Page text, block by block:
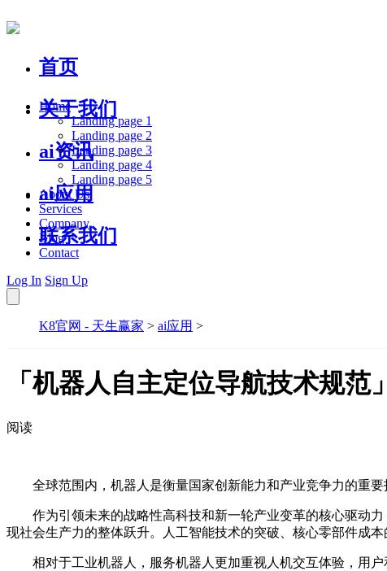
首页
关于我们
ai资讯
ai应用
联系我们
Home
Landing page 1
Landing page 2
Landing page 3
Landing page 4
Landing page 5
About Us
Services
Company
Blog
Contact
Log In Sign Up
K8官网 - 天生赢家 > ai应用 >
「机器人自主定位导航技术规范
阅读
全球范围内，机器人是衡量国家创新能力和产业竞争力的重要
作为引领未来的战略性高科技和新一轮产业变革的核心驱动力
现社会生产力的整体跃升。人工智能技术的突破、核心零部件成
相对于工业机器人，服务机器人更加重视人机交互体验，用户